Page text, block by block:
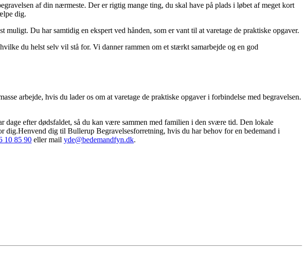
af din nærmeste. Der er rigtig mange ting, du skal have på plads i løbet af meget kort
dig.
Du har samtidig en ekspert ved hånden, som er vant til at varetage de praktiske opgaver.
du helst selv vil stå for. Vi danner rammen om et stærkt samarbejde og en god
arbejde, hvis du lader os om at varetage de praktiske opgaver i forbindelse med begravelsen.
efter dødsfaldet, så du kan være sammen med familien i den svære tid. Den lokale
dig.Henvend dig til Bullerup Begravelsesforretning, hvis du har behov for en bedemand i
10 85 90 eller mail yde@bedemandfyn.dk.